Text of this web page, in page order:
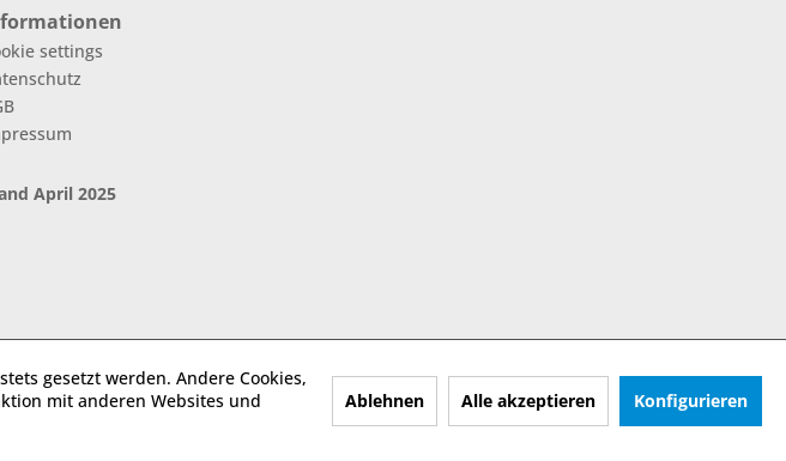
settings
April 2025
gesetzt werden. Andere Cookies,
mit anderen Websites und
Ablehnen Alle akzeptieren Konfigurieren